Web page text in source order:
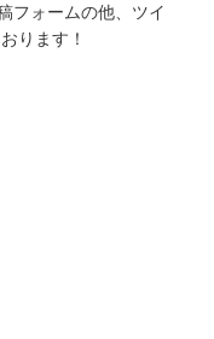
フォームの他、ツイ
ります！